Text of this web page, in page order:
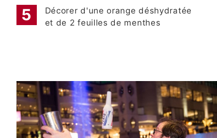
Décorer d'une orange déshydratée
et de 2 feuilles de menthes